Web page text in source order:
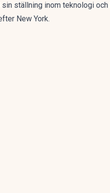
ställning inom teknologi
New York.